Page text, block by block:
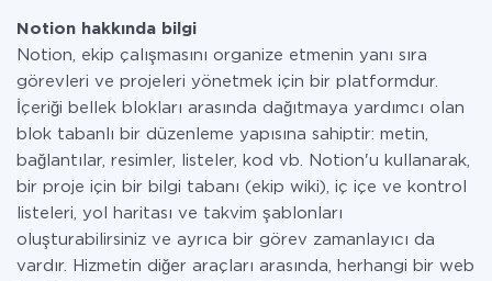
Notion hakkında bilgi
Notion, ekip çalışmasını organize etmenin yanı sıra
görevleri ve projeleri yönetmek için bir platformdur.
İçeriği bellek blokları arasında dağıtmaya yardımcı olan
blok tabanlı bir düzenleme yapısına sahiptir: metin,
bağlantılar, resimler, listeler, kod vb. Notion'u kullanarak,
bir proje için bir bilgi tabanı (ekip wiki), iç içe ve kontrol
listeleri, yol haritası ve takvim şablonları
oluşturabilirsiniz ve ayrıca bir görev zamanlayıcı da
vardır. Hizmetin diğer araçları arasında, herhangi bir web